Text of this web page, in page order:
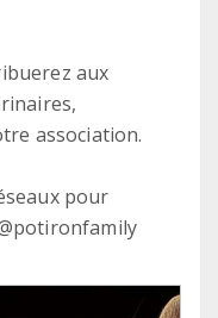
aux
association.
pour